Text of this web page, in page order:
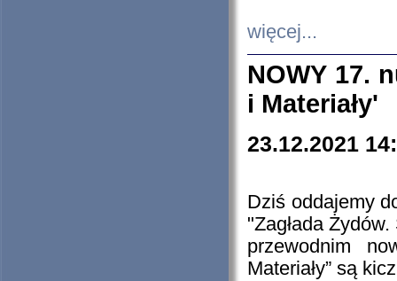
więcej...
NOWY 17.
i Materiały'
23.12.2021
Dziś oddajemy
"Zagłada
przewodnim
Materiały” są